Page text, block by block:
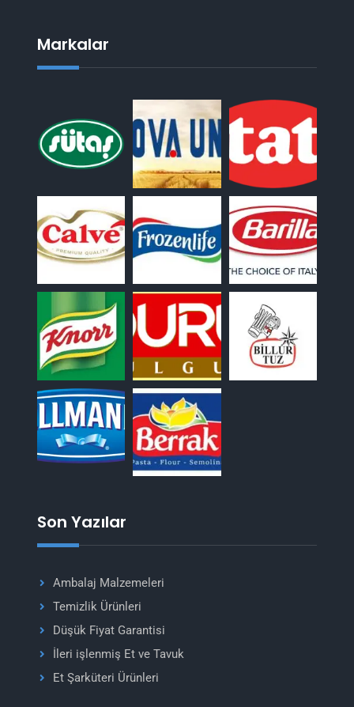
Markalar
Son Yazılar
Ambalaj Malzemeleri
Temizlik Ürünleri
Düşük Fiyat Garantisi
İleri işlenmiş Et ve Tavuk
Et Şarküteri Ürünleri